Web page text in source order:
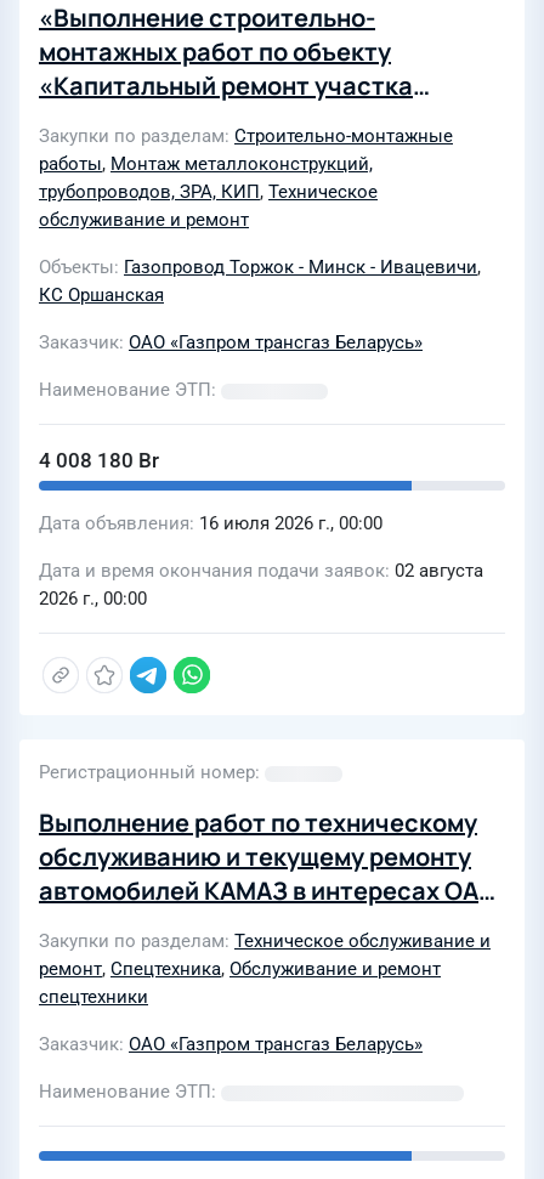
«Выполнение строительно-
монтажных работ по объекту
«Капитальный ремонт участка
выходного газопроводов КЦ-3 КС
«Орша» МГ «Торжок-Минск-
Ивацевичи» 1 очередь строительства,
1, 2 пусковые комплексы в интересах
ОАО «Газпром трансгаз Беларусь» в
Закупки по разделам Строительно-монтажные
работы, Монтаж металлоконструкций,
трубопроводов, ЗРА, КИП, Техническое
обслуживание и ремонт
Объекты Газопровод Торжок - Минск - Ивацевичи,
КС Оршанская
Заказчик ОАО «Газпром трансгаз Беларусь»
Наименование ЭТП
4 008 180 Br
Дата объявления 16 июля 2026 г., 00:00
Дата и время окончания подачи заявок 02 августа
2026 г., 00:00
Регистрационный номер
Выполнение работ по техническому
обслуживанию и текущему ремонту
автомобилей КАМАЗ в интересах ОАО
«Газпром трансгаз Беларусь» в 2027
году
Закупки по разделам Техническое обслуживание и
ремонт, Спецтехника, Обслуживание и ремонт
спецтехники
Заказчик ОАО «Газпром трансгаз Беларусь»
Наименование ЭТП